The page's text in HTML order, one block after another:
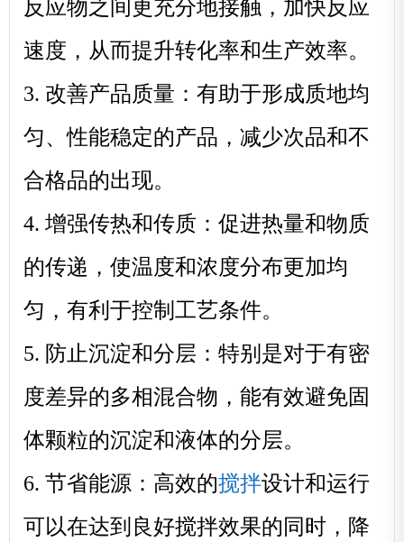
反应物之间更充分地接触，加快反应
速度，从而提升转化率和生产效率。
3. 改善产品质量：有助于形成质地均
匀、性能稳定的产品，减少次品和不
合格品的出现。
4. 增强传热和传质：促进热量和物质
的传递，使温度和浓度分布更加均
匀，有利于控制工艺条件。
5. 防止沉淀和分层：特别是对于有密
度差异的多相混合物，能有效避免固
体颗粒的沉淀和液体的分层。
6. 节省能源：高效的搅拌设计和运行
可以在达到良好搅拌效果的同时，降